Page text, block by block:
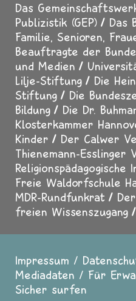
Das
Publizistik (GEP)
Das
Familie, Senioren,
Beauftragte der
und Medien
Lilje-Stiftung
Die
Stiftung
Die
Bildung
Die Dr.
Klosterkammer
Kinder
Der Calwer
Thienemann-Esslinger
Freie Waldorfschule
MDR-Rundfunkrat
freien Wissenszugang
Fußzeile
Impressum
Mediadaten
Für
Sicher surfen